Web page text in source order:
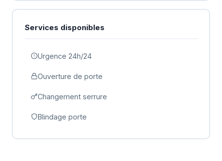
Services disponibles
Urgence 24h/24
Ouverture de porte
Changement serrure
Blindage porte